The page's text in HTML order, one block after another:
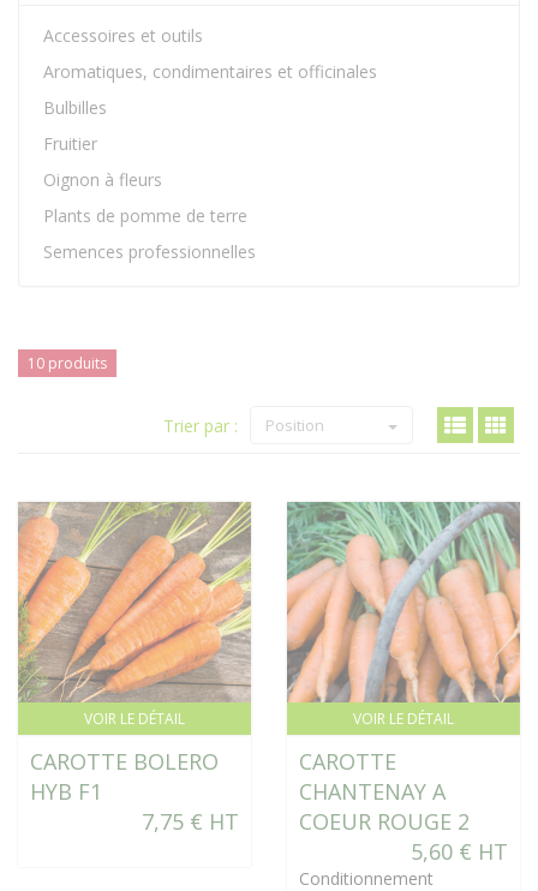
Accessoires et outils
Aromatiques, condimentaires et officinales
Bulbilles
Fruitier
Oignon à fleurs
Plants de pomme de terre
Semences professionnelles
10 produits
Trier par : Position
VOIR LE DÉTAIL
CAROTTE BOLERO
HYB F1
7,75 € HT
VOIR LE DÉTAIL
CAROTTE
CHANTENAY A
COEUR ROUGE 2
5,60 € HT
Conditionnement